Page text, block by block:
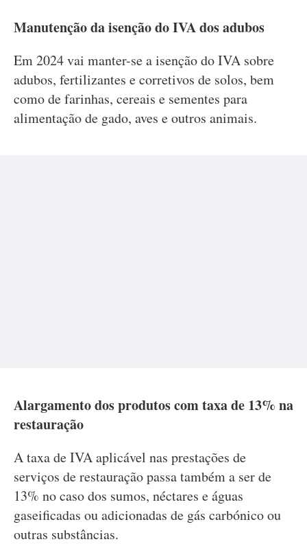
Manutenção da isenção do IVA dos adubos
Em 2024 vai manter-se a isenção do IVA sobre
adubos, fertilizantes e corretivos de solos, bem
como de farinhas, cereais e sementes para
alimentação de gado, aves e outros animais.
Alargamento dos produtos com taxa de 13% na
restauração
A taxa de IVA aplicável nas prestações de
serviços de restauração passa também a ser de
13% no caso dos sumos, néctares e águas
gaseificadas ou adicionadas de gás carbónico ou
outras substâncias.